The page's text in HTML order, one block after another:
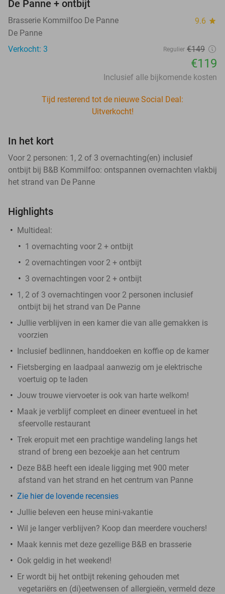
De Panne + ontbijt
Brasserie Kommilfoo De Panne 9.6 star
De Panne
Verkocht: 3
Regulier €149
€119
Inclusief alle bijkomende kosten
Tijd resterend tot de nieuwe Social Deal:
Uitverkocht!
In het kort
Voor 2 personen: 1, 2 of 3 overnachting(en) inclusief
ontbijt bij B&B Kommilfoo: ontspannen overnachten vlakbij
het strand van De Panne
Highlights
Multideal:
1 overnachting voor 2 + ontbijt
2 overnachtingen voor 2 + ontbijt
3 overnachtingen voor 2 + ontbijt
1, 2 of 3 overnachtingen voor 2 personen inclusief
ontbijt bij het strand van De Panne
Jullie verblijven in een kamer die van alle gemakken is
voorzien
Inclusief bedlinnen, handdoeken en koffie op de kamer
Fietsberging en laadpaal aanwezig om je elektrische
voertuig op te laden
Jouw trouwe viervoeter is ook van harte welkom!
Maak je verblijf compleet en dineer eventueel in het
sfeervolle restaurant
Trek eropuit met een prachtige wandeling langs het
strand of breng een bezoekje aan het centrum
Deze B&B heeft een ideale ligging met 900 meter
afstand van het strand en het centrum van Panne
Zie hier de lovende recensies
Jullie beleven een heuse mini-vakantie
Wil je langer verblijven? Koop dan meerdere vouchers!
Maak kennis met deze gezellige B&B en brasserie
Ook geldig in het weekend!
Er wordt bij het ontbijt rekening gehouden met
vegetariërs en (di)eetwensen of allergieën, vermeld deze